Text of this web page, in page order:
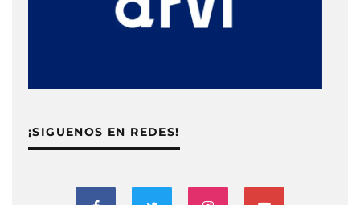
¡SIGUENOS EN REDES!